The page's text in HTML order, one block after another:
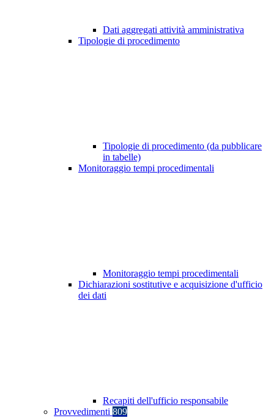
Dati aggregati attività amministrativa
Tipologie di procedimento
Tipologie di procedimento (da pubblicare
in tabelle)
Monitoraggio tempi procedimentali
Monitoraggio tempi procedimentali
Dichiarazioni sostitutive e acquisizione d'ufficio
dei dati
Recapiti dell'ufficio responsabile
Provvedimenti 809